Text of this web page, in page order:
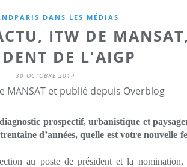
DANS LES MÉDIAS
ITW DE MANSAT,
DE L'AIGP
30 OCTOBRE 2014
MANSAT et publié depuis Overblog
prospectif, urbanistique et
d’années, quelle est votre nouvelle
au poste de président et la